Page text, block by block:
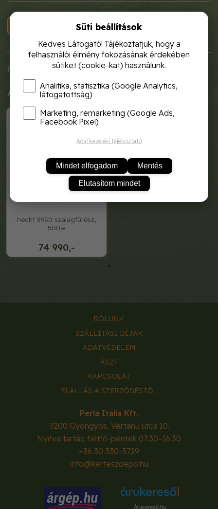
KOSÁRBA
Fűrészlap a HECHT 8950 asztali szalagfűrészhez.
Ajánlott termékek
HECHT 8950
74 990,-
hecht 8950 szalagfűrész,
500w
RÓLUNK
SZÁLLÍTÁSI DÍJAK
ADATVÉDELEM
ÁSZF
KAPCSOLAT
ELÁLLÁS A SZERZŐDÉSTŐL
Perla Italia Kft.
3200 Gyöngyös, Vértanú utca 10.
Nyitva tartás: hétfő-péntek 07:30–16:30
+36 30 330-3729
info@kerteszdepo.hu
Árukereső.hu
Süti beállítások
Kedves Látogató! Tájékoztatjuk, hogy a
felhasználói élmény fokozásának érdekében
sütiket (cookie-kat) használunk.
Analitika, statisztika (Google Analytics,
látogatottság)
Marketing, remarketing (Google Ads,
Facebook Pixel)
Adatkezelési tájékoztató
Mindet elfogadom Mentés
Elutasítom mindet